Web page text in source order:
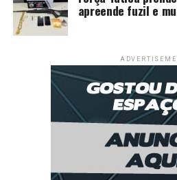
RELATED TOPICS: APÓS CÂMARA
HORRORES
VEREADORES
Aprosoja-MT e deputado
por fim da moratória
apreende fuzil e